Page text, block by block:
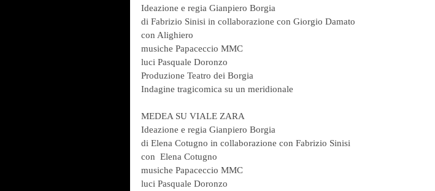
Ideazione e regia Gianpiero Borgia
di Fabrizio Sinisi in collaborazione con Giorgio Damato
con Alighiero
musiche Papaceccio MMC
luci Pasquale Doronzo
Produzione Teatro dei Borgia
Indagine tragicomica su un meridionale
MEDEA SU VIALE ZARA
Ideazione e regia Gianpiero Borgia
di Elena Cotugno in collaborazione con Fabrizio Sinisi
con  Elena Cotugno
musiche Papaceccio MMC
luci Pasquale Doronzo